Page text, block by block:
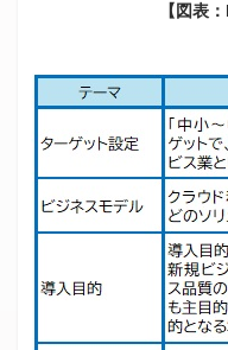
【図表